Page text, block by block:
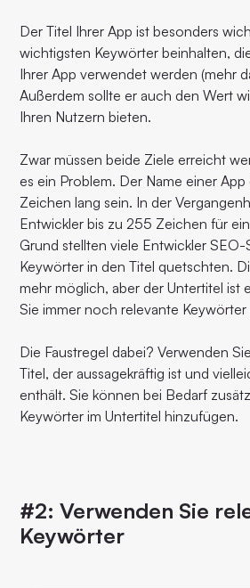
Der Titel Ihrer App ist besonders
wichtigsten Keywörter beinhalten,
Ihrer App verwendet werden (mehr
Außerdem sollte er auch den Wert
Ihren Nutzern bieten.
Zwar müssen beide Ziele erreicht
es ein Problem. Der Name einer
Zeichen lang sein. In der
Entwickler bis zu 255 Zeichen für
Grund stellten viele Entwickler SEO-
Keywörter in den Titel quetschten.
mehr möglich, aber der Untertitel ist
Sie immer noch relevante
Die Faustregel dabei? Verwenden
Titel, der aussagekräftig ist und
enthält. Sie können bei Bedarf
Keywörter im Untertitel hinzufügen.
#2: Verwenden Sie
Keywörter